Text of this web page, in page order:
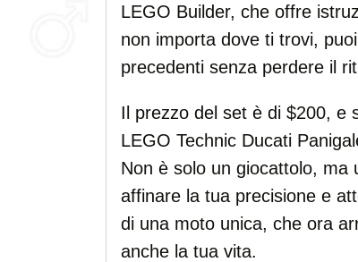
LEGO Builder, che offre
non importa dove ti trovi,
precedenti senza perdere il
Il prezzo del set è di $200, e
LEGO Technic Ducati
Non è solo un giocattolo, ma
affinare la tua precisione e
di una moto unica, che ora
anche la tua vita.